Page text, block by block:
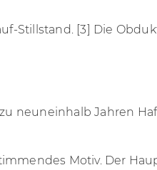
Stillstand. [3] Die
neuneinhalb Jahren
Motiv. Der